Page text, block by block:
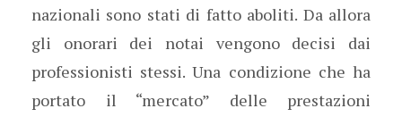
nazionali sono stati di fatto aboliti. Da allora
gli onorari dei notai vengono decisi dai
professionisti stessi. Una condizione che ha
portato il “mercato” delle prestazioni